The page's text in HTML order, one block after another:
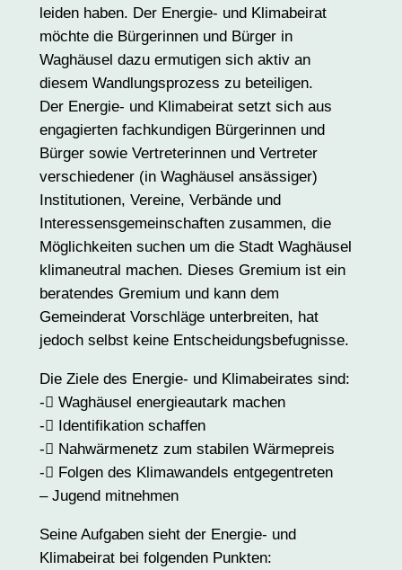
leiden haben. Der Energie- und Klimabeirat
möchte die Bürgerinnen und Bürger in
Waghäusel dazu ermutigen sich aktiv an
diesem Wandlungsprozess zu beteiligen.
Der Energie- und Klimabeirat setzt sich aus
engagierten fachkundigen Bürgerinnen und
Bürger sowie Vertreterinnen und Vertreter
verschiedener (in Waghäusel ansässiger)
Institutionen, Vereine, Verbände und
Interessensgemeinschaften zusammen, die
Möglichkeiten suchen um die Stadt Waghäusel
klimaneutral machen. Dieses Gremium ist ein
beratendes Gremium und kann dem
Gemeinderat Vorschläge unterbreiten, hat
jedoch selbst keine Entscheidungsbefugnisse.
Die Ziele des Energie- und Klimabeirates sind:
- Waghäusel energieautark machen
- Identifikation schaffen
- Nahwärmenetz zum stabilen Wärmepreis
- Folgen des Klimawandels entgegentreten
– Jugend mitnehmen
Seine Aufgaben sieht der Energie- und
Klimabeirat bei folgenden Punkten: